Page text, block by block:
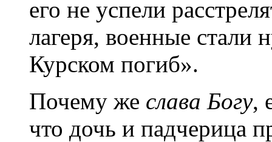
его не успели
лагеря, военные стали
Курском погиб».
Почему же слава Богу,
что дочь и падчерица